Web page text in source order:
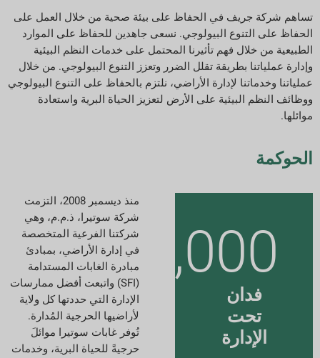
الأهداف والأداء
مؤشرات التقارير البيئية والاجتماعية والحوكمة
تنزيلات التقارير
تساهم شركة جريف في الحفاظ على بيئة صحية من خلال العمل على
الحفاظ على التنوع البيولوجي. نسعى جاهدين للحفاظ على الموارد
الطبيعية من خلال فهم تأثيرنا المحتمل على خدمات النظم البيئية
وإدارة عملياتنا بطريقة تقلل الضرر وتعزز التنوع البيولوجي. من خلال
عملياتنا وخدماتنا لإدارة الأراضي، نلتزم بالحفاظ على التنوع البيولوجي
ووظائف النظم البيئية على الأرض لتعزيز الحياة البرية واستعادة
موائلها.
الحوكمة
175,000
فدان
تحت
الإدارة
منذ ديسمبر 2008، التزمت
شركة سوتيرا، ذ.م.م، وهي
شركتنا الفرعية المتخصصة
في إدارة الأراضي، بمبادئ
مبادرة الغابات المستدامة
(SFI) واتبعت أفضل ممارسات
الإدارة التي حددتها كل ولاية
لأراضيها الحرجية المُدارة.
تُوفر غابات سوتيرا موائلَ
حرجيةً للحياة البرية، وخدمات